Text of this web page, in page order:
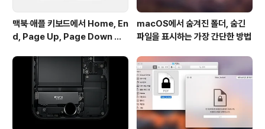
맥북∙애플 키보드에서 Home, En
d, Page Up, Page Down 키
macOS에서 숨겨진 폴더, 숨긴
파일을 표시하는 가장 간단한 방법